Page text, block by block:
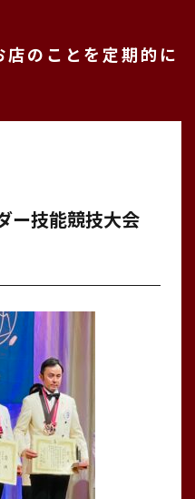
のことを定期的に
ー技能競技大会